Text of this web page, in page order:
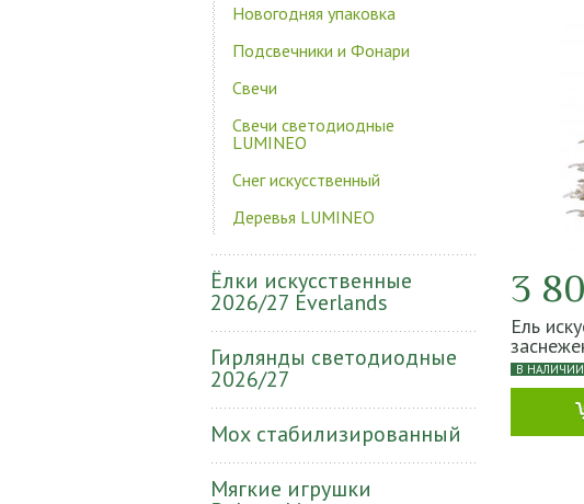
Новогодняя упаковка
Подсвечники и Фонари
Свечи
Свечи светодиодные
LUMINEO
Снег искусственный
Деревья LUMINEO
Ёлки искусственные
2026/27 Everlands
Гирлянды светодиодные
2026/27
Мох стабилизированный
Мягкие игрушки
3
Ель
400led
В НАЛИЧИИ